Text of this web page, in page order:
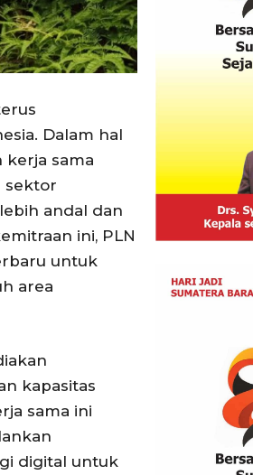
Dalam hal
kerja sama
sektor
andal dan
ini, PLN
untuk
area
kapasitas
sama ini
digital untuk